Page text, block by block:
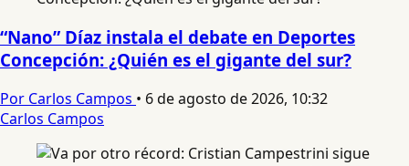
“Nano” Díaz instala el debate en Deportes
Concepción: ¿Quién es el gigante del sur?
Por Carlos Campos • 6 de agosto de 2026, 10:32
Carlos Campos